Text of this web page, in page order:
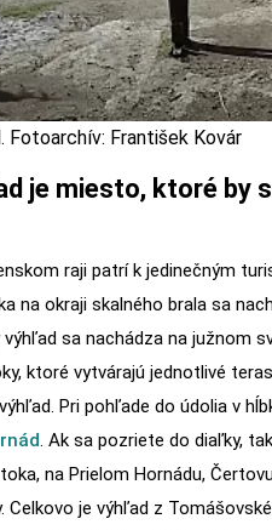
Fotoarchív: František Kovár
je miesto, ktoré by
raji patrí k jedinečným
na okraji skalného brala sa
sa nachádza na južnom
ktoré vytvárajú jednotlivé
Pri pohľade do údolia v
. Ak sa pozriete do diaľky,
na Prielom Hornádu,
je výhľad z